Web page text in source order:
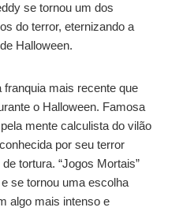
se tornou um dos
do terror, eternizando a
Halloween.
franquia mais recente que
o Halloween. Famosa
mente calculista do vilão
por seu terror
tortura. “Jogos Mortais”
se tornou uma escolha
algo mais intenso e